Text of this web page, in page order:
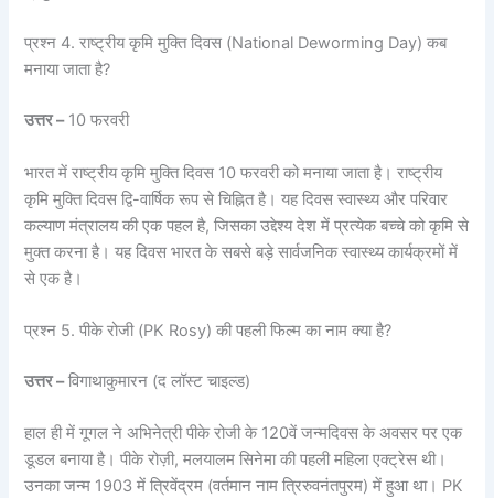
प्रश्न 4. राष्ट्रीय कृमि मुक्ति दिवस (National Deworming Day) कब
मनाया जाता है?
उत्तर –10 फरवरी
भारत में राष्ट्रीय कृमि मुक्ति दिवस 10 फरवरी को मनाया जाता है। राष्ट्रीय
कृमि मुक्ति दिवस द्वि-वार्षिक रूप से चिह्नित है। यह दिवस स्वास्थ्य और परिवार
कल्याण मंत्रालय की एक पहल है, जिसका उद्देश्य देश में प्रत्येक बच्चे को कृमि से
मुक्त करना है। यह दिवस भारत के सबसे बड़े सार्वजनिक स्वास्थ्य कार्यक्रमों में
से एक है।
प्रश्न 5. पीके रोजी (PK Rosy) की पहली फिल्म का नाम क्या है?
उत्तर –विगाथाकुमारन (द लॉस्ट चाइल्ड)
हाल ही में गूगल ने अभिनेत्री पीके रोजी के 120वें जन्मदिवस के अवसर पर एक
डूडल बनाया है। पीके रोज़ी, मलयालम सिनेमा की पहली महिला एक्ट्रेस थी।
उनका जन्म 1903 में त्रिवेंद्रम (वर्तमान नाम त्रिरुवनंतपुरम) में हुआ था। PK